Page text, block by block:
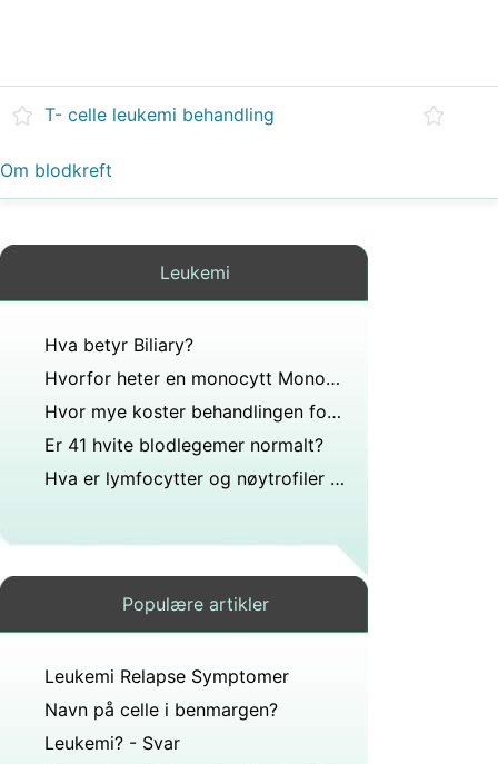
T- celle leukemi behandling
Om blodkreft
Leukemi
Hva betyr Biliary?
Hvorfor heter en monocytt Monocytt?
Hvor mye koster behandlingen for leukemi?
Er 41 hvite blodlegemer normalt?
Hva er lymfocytter og nøytrofiler klassifisert som?
Populære artikler
Leukemi Relapse Symptomer
Navn på celle i benmargen?
Leukemi? - Svar